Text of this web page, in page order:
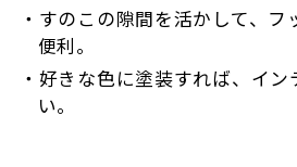
すのこの隙間を活かして、フ
便利。
好きな色に塗装すれば、イ
い。